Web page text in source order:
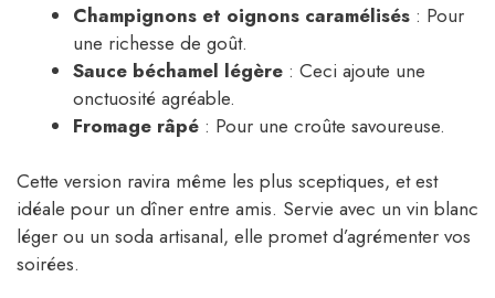
Champignons et oignons caramélisés : Pour
une richesse de goût.
Sauce béchamel légère : Ceci ajoute une
onctuosité agréable.
Fromage râpé : Pour une croûte savoureuse.
Cette version ravira même les plus sceptiques, et est
idéale pour un dîner entre amis. Servie avec un vin blanc
léger ou un soda artisanal, elle promet d’agrémenter vos
soirées.